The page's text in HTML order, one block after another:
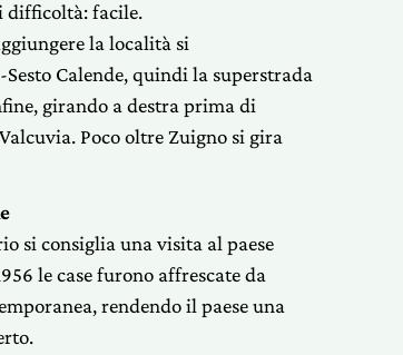
difficoltà: facile.
la località si
Calende, quindi la superstrada
girando a destra prima di
Poco oltre Zuigno si gira
si consiglia una visita al paese
le case furono affrescate da
rendendo il paese una